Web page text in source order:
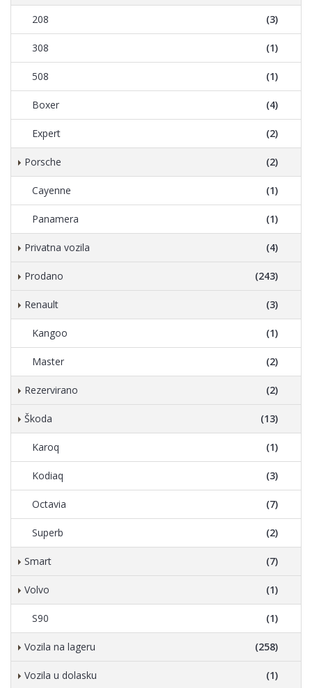
208 (3)
308 (1)
508 (1)
Boxer (4)
Expert (2)
Porsche (2)
Cayenne (1)
Panamera (1)
Privatna vozila (4)
Prodano (243)
Renault (3)
Kangoo (1)
Master (2)
Rezervirano (2)
Škoda (13)
Karoq (1)
Kodiaq (3)
Octavia (7)
Superb (2)
Smart (7)
Volvo (1)
S90 (1)
Vozila na lageru (258)
Vozila u dolasku (1)